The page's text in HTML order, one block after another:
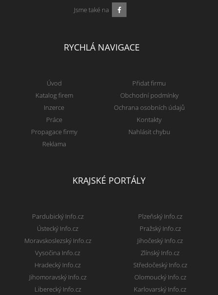
Jsme také na
RYCHLÁ NAVIGACE
Úvod
Katalog firem
Inzerce
Práce
Propagace firmy
Reklama
Přidat firmu
Obchodní podmínky
Ochrana osobních údajů
Kontakty
Nahlásit chybu
KRAJSKÉ PORTÁLY
Pardubický Info.cz
Ústecký Info.cz
Moravskoslezský Info.cz
Vysočina Info.cz
Hradecký Info.cz
Jihomoravský Info.cz
Liberecký Info.cz
Plzeňský Info.cz
Pražský Info.cz
Jihočeský Info.cz
Zlínský Info.cz
Středočeský Info.cz
Olomoucký Info.cz
Karlovarský Info.cz